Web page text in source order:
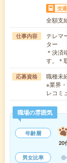
交
全額支
仕事内容
テレマ
ター
＊決済
す。＊
応募資格
職種未
※業界
レコミ
職場の雰囲気
年齢層
20
男女比率